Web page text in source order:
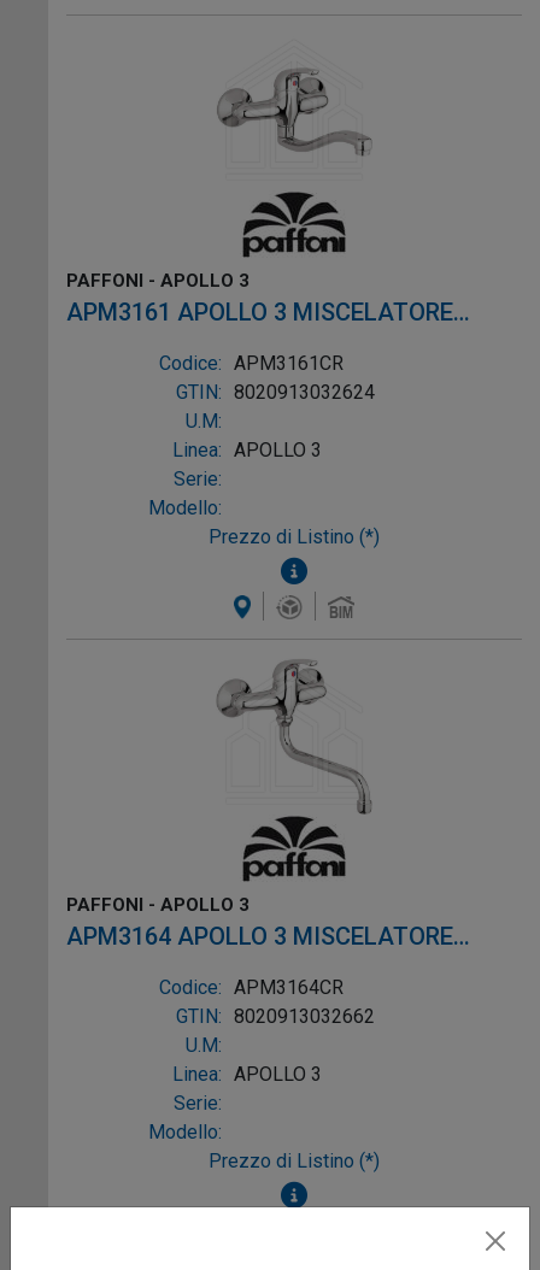
PAFFONI - APOLLO 3
APM3161 APOLLO 3 MISCELATORE
LAVELLO A PARETE CROMO
Codice: APM3161CR
GTIN: 8020913032624
U.M:
Linea: APOLLO 3
Serie:
Modello:
Prezzo di Listino (*)
PAFFONI - APOLLO 3
APM3164 APOLLO 3 MISCELATORE
LAVELLO A PARETE CANNA S CR
Codice: APM3164CR
GTIN: 8020913032662
U.M:
Linea: APOLLO 3
Serie:
Modello:
Prezzo di Listino (*)